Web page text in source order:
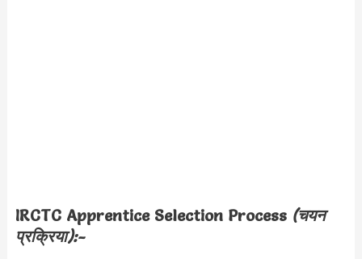
IRCTC Apprentice Selection Process (चयन
प्रक्रिया):-